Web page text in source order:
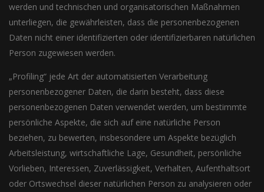
werden und technischen und organisatorischen Maßnahmen
unterliegen, die gewährleisten, dass die personenbezogenen
Daten nicht einer identifizierten oder identifizierbaren natürlichen
Person zugewiesen werden.
„Profiling“ jede Art der automatisierten Verarbeitung
personenbezogener Daten, die darin besteht, dass diese
personenbezogenen Daten verwendet werden, um bestimmte
persönliche Aspekte, die sich auf eine natürliche Person
beziehen, zu bewerten, insbesondere um Aspekte bezüglich
Arbeitsleistung, wirtschaftliche Lage, Gesundheit, persönliche
Vorlieben, Interessen, Zuverlässigkeit, Verhalten, Aufenthaltsort
oder Ortswechsel dieser natürlichen Person zu analysieren oder